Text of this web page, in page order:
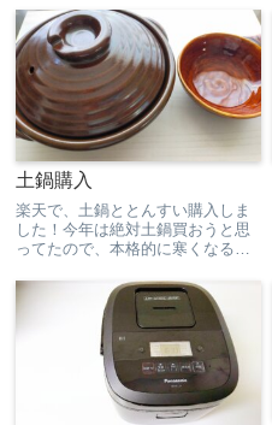
大満足。キッチンに限らず、収納
は使いやすさが一番だと考えるよ
うになりました。頻繁に使うも
の...
土鍋購入
楽天で、土鍋ととんすい購入しま
した！今年は絶対土鍋買おうと思
ってたので、本格的に寒くなる前
つでも使えるのだけれど、まだま
だ暑くて鍋とかする気になれない
ので、もう少し涼しくなったら使
おうと思います笑とんすいは、